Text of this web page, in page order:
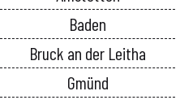
Baden
Bruck an der Leitha
Gmünd